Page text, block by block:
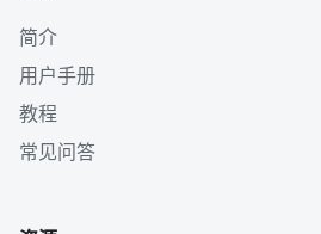
简介
用户手册
教程
常见问答